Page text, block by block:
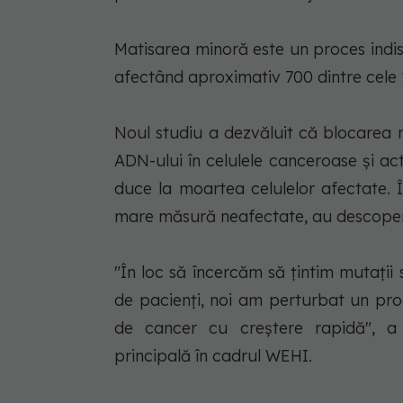
Matisarea minoră este un proces
afectând aproximativ 700 dintre cele
Noul studiu a dezvăluit că blocarea
ADN-ului în celulele canceroase şi
duce la moartea celulelor afectate.
mare măsură neafectate, au
"În loc să încercăm să ţintim
de pacienţi, noi am perturbat un
de cancer cu creştere rapidă", a
principală în cadrul WEHI.